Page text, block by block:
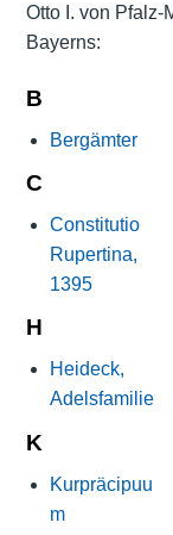
Otto I. von Pfalz-
Bayerns:
B
Bergämter
C
Constitutio
Rupertina,
1395
H
Heideck,
Adelsfamilie
K
Kurpräcipuu
m